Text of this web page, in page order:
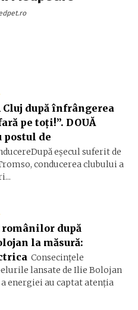
Cluj după înfrângerea
pe toți!”. DOUĂ
postul de
eșecul suferit de
conducerea clubului a
după
la măsură:
Consecințele
lansate de Ilie Bolojan
energiei au captat atenția